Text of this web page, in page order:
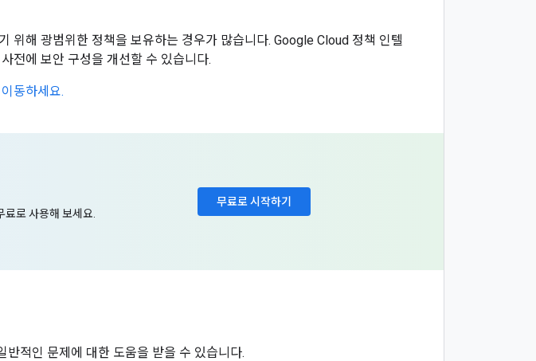
위해 광범위한 정책을 보유하는 경우가 많습니다. Google Cloud 정책 인텔
전에 보안 구성을 개선할 수 있습니다.
동하세요.
무료로 시작하기
로 사용해 보세요.
적인 문제에 대한 도움을 받을 수 있습니다.